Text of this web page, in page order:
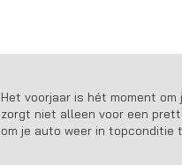
Het voorjaar is hét moment
zorgt niet alleen voor een
om je auto weer in topconditie